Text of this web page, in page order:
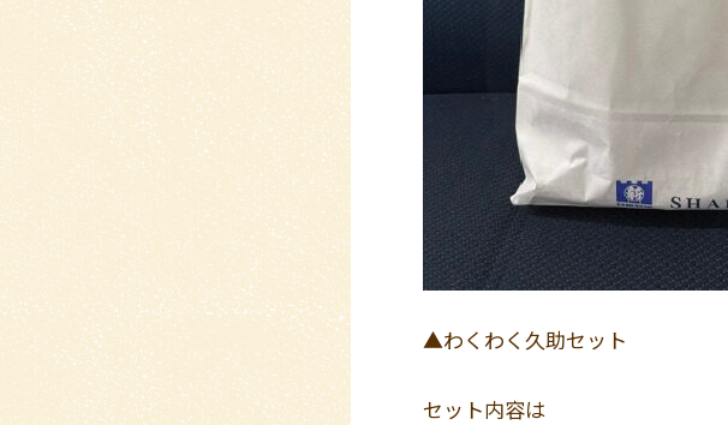
▲わくわく久助セット
セット内容は